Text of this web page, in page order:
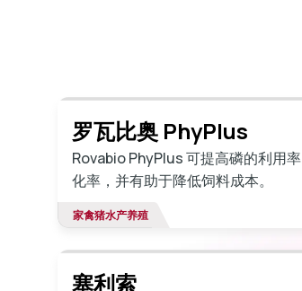
罗瓦比奥 PhyPlus
Rovabio PhyPlus 可提高磷的利用
化率，并有助于降低饲料成本。
家禽猪水产养殖
塞利索